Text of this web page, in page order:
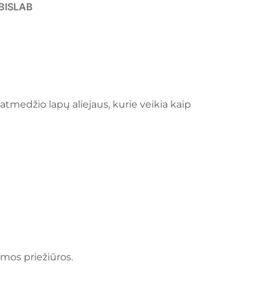
lapų aliejaus, kurie veikia kaip
priežiūros.